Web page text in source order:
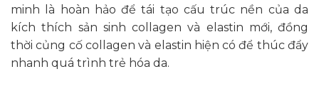
minh là hoàn hảo để tái tạo cấu trúc nền của da
kích thích sản sinh collagen và elastin mới, đồng
thời củng cố collagen và elastin hiện có để thúc đẩy
nhanh quá trình trẻ hóa da.